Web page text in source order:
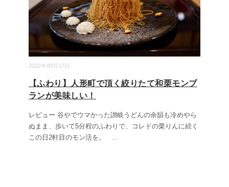
2022年09月17日
【ふわり】人形町で頂く絞りたて和栗モンブ
ランが美味しい！
レビュー 谷やでウマかった讃岐うどんの余韻も冷めやら
ぬまま、歩いて5分程のふわりで、コレドの栗りんに続く
この日2軒目のモン活を。 ...